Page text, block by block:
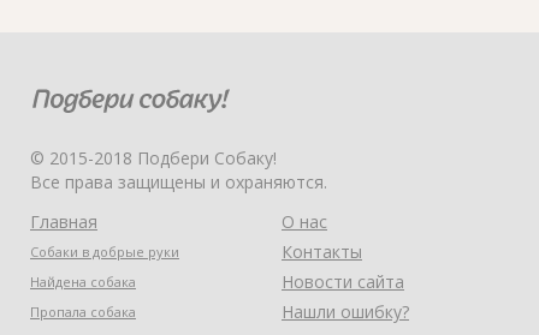
© 2015-2018 Подбери Собаку!
Все права защищены и охраняются.
Главная
Собаки в добрые руки
Найдена собака
Пропала собака
О нас
Контакты
Новости сайта
Нашли ошибку?